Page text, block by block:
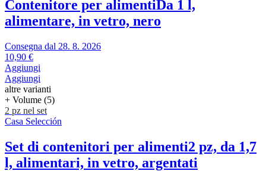
Contenitore per alimentiDa 1 l,
alimentare, in vetro, nero
Consegna dal 28. 8. 2026
10,90 €
Aggiungi
Aggiungi
altre varianti
+ Volume (5)
2 pz nel set
Casa Selección
Set di contenitori per alimenti2 pz, da 1,7
l, alimentari, in vetro, argentati